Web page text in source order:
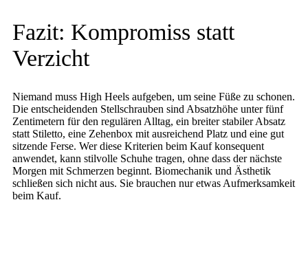
Fazit: Kompromiss statt
Verzicht
Niemand muss High Heels aufgeben, um seine Füße zu schonen.
Die entscheidenden Stellschrauben sind Absatzhöhe unter fünf
Zentimetern für den regulären Alltag, ein breiter stabiler Absatz
statt Stiletto, eine Zehenbox mit ausreichend Platz und eine gut
sitzende Ferse. Wer diese Kriterien beim Kauf konsequent
anwendet, kann stilvolle Schuhe tragen, ohne dass der nächste
Morgen mit Schmerzen beginnt. Biomechanik und Ästhetik
schließen sich nicht aus. Sie brauchen nur etwas Aufmerksamkeit
beim Kauf.